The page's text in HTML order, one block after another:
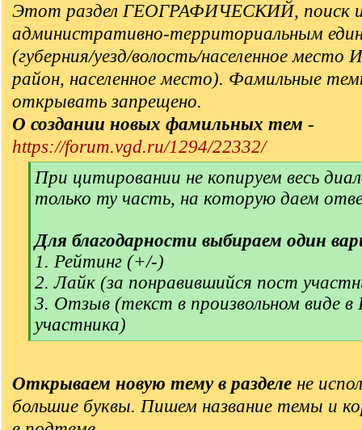
Этот раздел ГЕОГРАФИЧЕСКИЙ, поиск
административно-территориальным
(губерния/уезд/волость/населенное
район, населенное место). Фамильные
открывать запрещено.
О создании новых фамильных тем -
https://forum.vgd.ru/1294/22332/
[
q
]
При цитировании не копируем весь
только ту часть, на которую даем
Для благодарности выбираем один
1. Рейтинг (+/-)
2. Лайк (за понравившийся пост
3. Отзыв (текст в произвольном виде
участника)
[
]
Открываем новую тему в разделе не
большие буквы. Пишем название темы и